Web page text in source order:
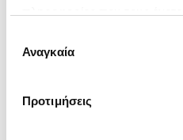
χρήση των υπηρεσιών τους.
συγκατάθεσης
Αναγκαία
Προτιμήσεις
APPLICATION ERROR: A